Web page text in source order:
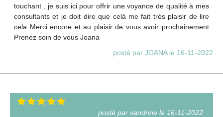
touchant , je suis ici pour offrir une voyance de qualité à mes
consultants et je doit dire que celà me fait très plaisir de lire
cela Merci encore et au plaisir de vous avoir prochainement
Prenez soin de vous Joana
posté par JOANA le 16-11-2022
posté par sandrine le 16-11-2022